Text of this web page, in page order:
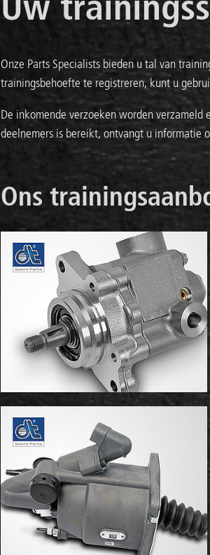
Onze Parts Specialists bieden u tal van
trainingsbehoefte te registreren, kunt u
De inkomende verzoeken worden
deelnemers is bereikt, ontvangt u informatie
Ons